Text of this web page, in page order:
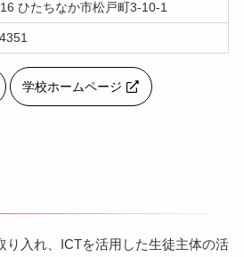
ひたちなか市松戸町3-10-1
学校ホームページ
り入れ、ICTを活用した生徒主体の活